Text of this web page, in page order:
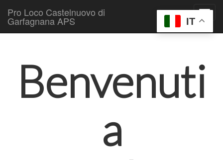
Pro Loco Castelnuovo di
Garfagnana APS
Benvenuti
a
IT